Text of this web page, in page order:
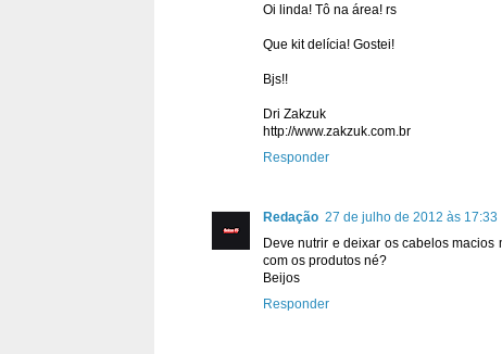
Oi linda! Tô na área! rs
Que kit delícia! Gostei!
Bjs!!
Dri Zakzuk
http://www.zakzuk.com.br
Responder
Redação 27 de julho de 2012 às 17:33
Deve nutrir e deixar os cabelos
com os produtos né?
Beijos
Responder